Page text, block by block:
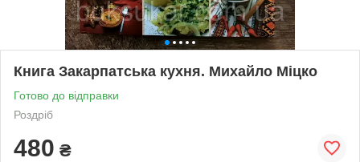
Книга Закарпатська кухня. Михайло Міцко
Готово до відправки
Роздріб
480 ₴